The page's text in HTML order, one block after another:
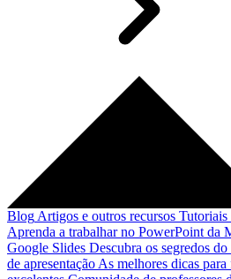
Blog Artigos e outros recursos
Aprenda a trabalhar no PowerPoint da
Google Slides Descubra os segredos
de apresentação As melhores dicas para